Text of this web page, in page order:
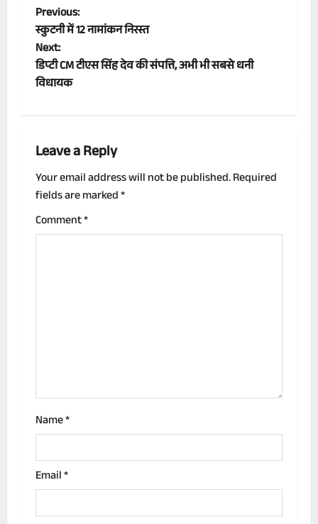
P
o
s
n
a
v
i
n
Previous:
स्कुटनी में 12 नामांकन निरस्त
Next:
डिप्टी CM टीएस सिंह देव की संपत्ति, अभी भी सबसे धनी
विधायक
Leave a Reply
Your email address will not be published.Required
fields are marked*
Comment*
Name*
Email*